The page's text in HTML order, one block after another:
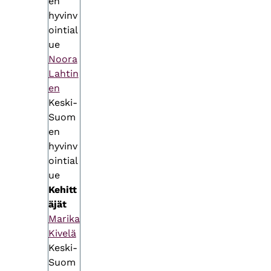
hyvinv
ointial
ue
Noora
Lahtin
en
Keski-
Suom
en
hyvinv
ointial
ue
Kehitt
äjät
Marika
Kivelä
Keski-
Suom